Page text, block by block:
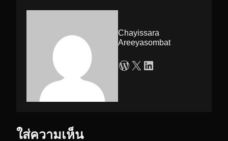
Chayissara
Areeyasombat
WordPress X LinkedIn
ใส่ความเห็น